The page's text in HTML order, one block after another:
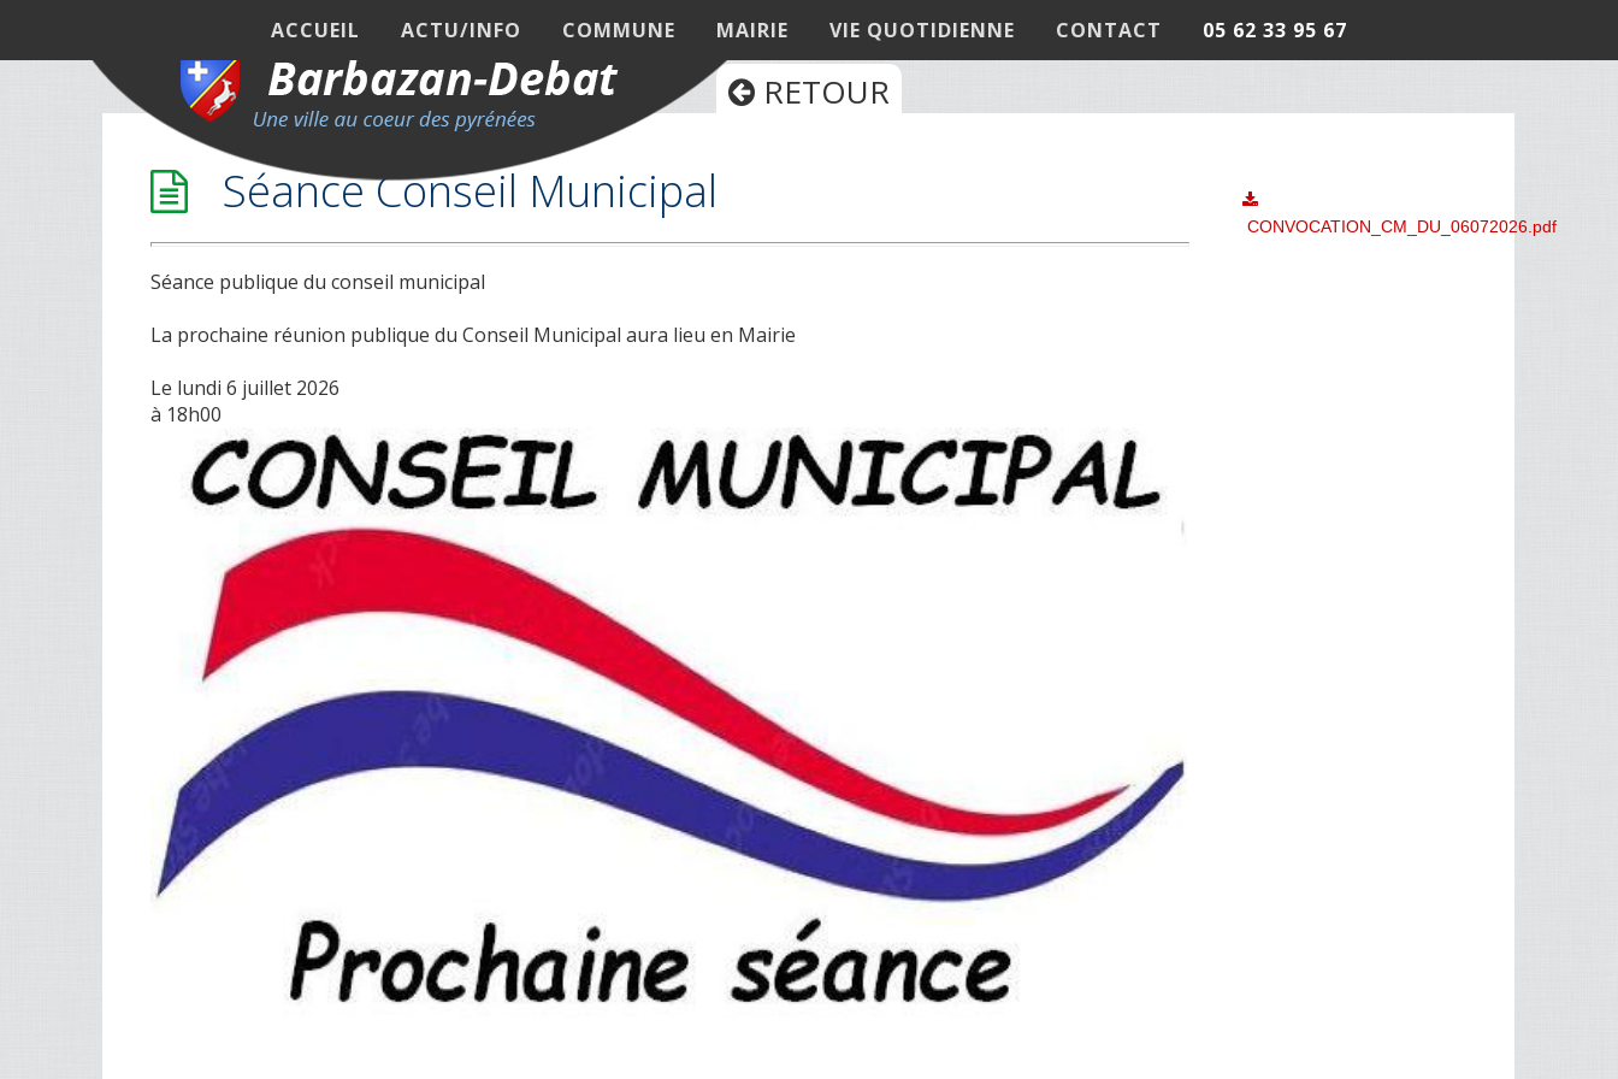
ACCUEIL ACTU/INFO COMMUNE MAIRIE VIE QUOTIDIENNE CONTACT 05 62 33 95 67
RETOUR
Séance Conseil Municipal
Séance publique du conseil municipal
La prochaine réunion publique du Conseil Municipal aura lieu en Mairie
Le lundi 6 juillet 2026
à 18h00
CONVOCATION_CM_DU_06072026.pdf